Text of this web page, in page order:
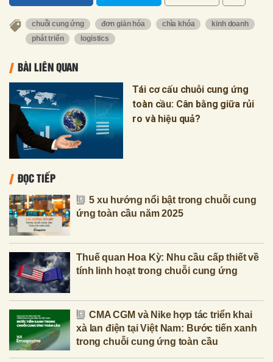
chuỗi cung ứng đơn giản hóa chìa khóa
kinh doanh
phát triển
logistics
BÀI LIÊN QUAN
Tái cơ cấu chuỗi cung ứng
toàn cầu: Cân bằng giữa rủi
ro và hiệu quả?
ĐỌC TIẾP
5 xu hướng nổi bật trong chuỗi cung
ứng toàn cầu năm 2025
Thuế quan Hoa Kỳ: Nhu cầu cấp thiết về
tính linh hoạt trong chuỗi cung ứng
CMA CGM và Nike hợp tác triển khai
xà lan điện tại Việt Nam: Bước tiến xanh
trong chuỗi cung ứng toàn cầu